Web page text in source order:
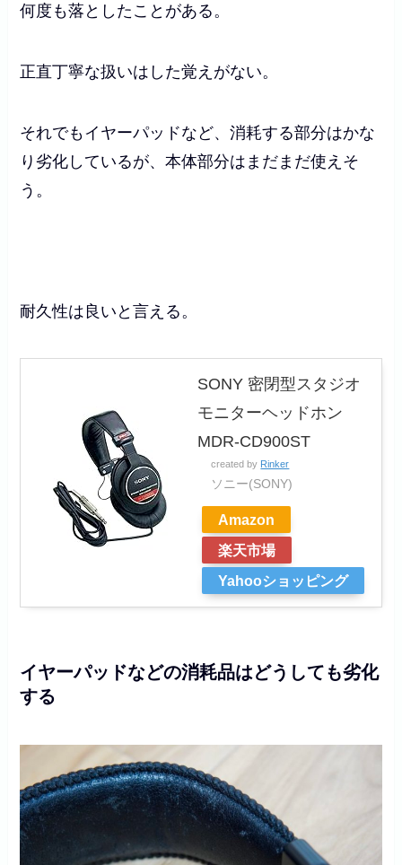
何度も落としたことがある。
正直丁寧な扱いはした覚えがない。
それでもイヤーパッドなど、消耗する部分はかな
り劣化しているが、本体部分はまだまだ使えそ
う。
耐久性は良いと言える。
SONY 密閉型スタジオ
モニターヘッドホン
MDR-CD900ST
created by Rinker
ソニー(SONY)
Amazon
楽天市場
Yahooショッピング
イヤーパッドなどの消耗品はどうしても劣化
する